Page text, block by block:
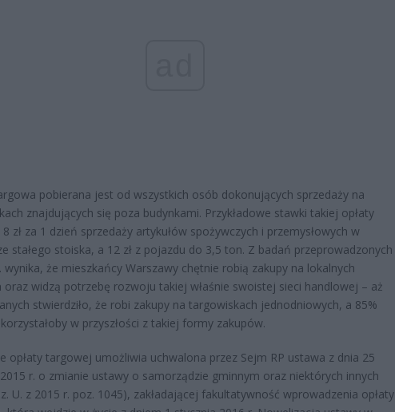
pobierana jest od wszystkich osób dokonujących sprzedaży na
znajdujących się poza budynkami. Przykładowe stawki takiej opłaty
zł za 1 dzień sprzedaży artykułów spożywczych i przemysłowych w
stałego stoiska, a 12 zł z pojazdu do 3,5 ton. Z badań przeprowadzonych
wynika, że mieszkańcy Warszawy chętnie robią zakupy na lokalnych
oraz widzą potrzebę rozwoju takiej właśnie swoistej sieci handlowej – aż
stwierdziło, że robi zakupy na targowiskach jednodniowych, a 85%
w przyszłości z takiej formy zakupów.
opłaty targowej umożliwia uchwalona przez Sejm RP ustawa z dnia 25
r. o zmianie ustawy o samorządzie gminnym oraz niektórych innych
U. z 2015 r. poz. 1045), zakładającej fakultatywność wprowadzenia opłaty